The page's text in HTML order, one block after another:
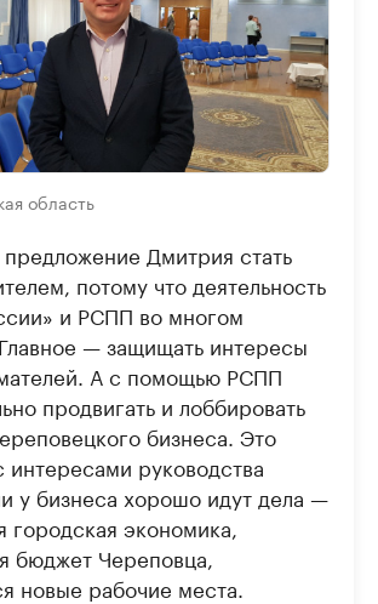
область
Дмитрия стать
потому что деятельность
и РСПП во многом
— защищать интересы
А с помощью РСПП
продвигать и лоббировать
бизнеса. Это
интересами руководства
у бизнеса хорошо идут дела —
городская экономика,
бюджет Череповца,
новые рабочие места.